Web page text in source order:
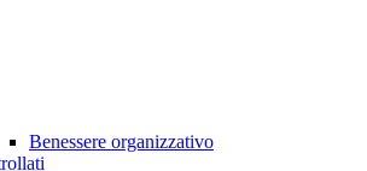
Benessere organizzativo